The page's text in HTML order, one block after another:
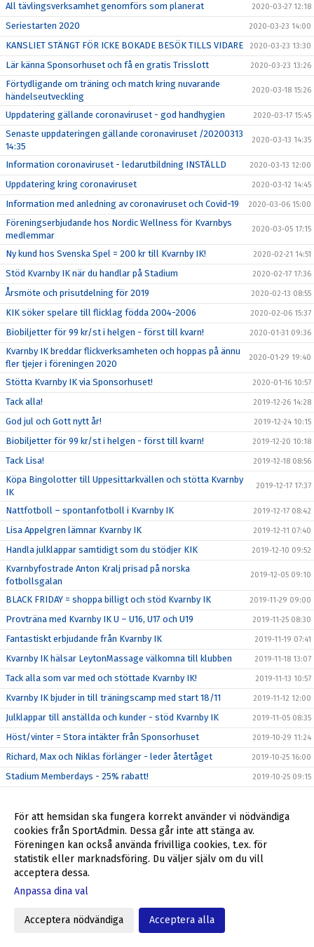
All tävlingsverksamhet genomförs som planerat 2020-03-27 12:18
Seriestarten 2020 2020-03-23 14:00
KANSLIET STÄNGT FÖR ICKE BOKADE BESÖK TILLS VIDARE 2020-03-23 13:30
Lär känna Sponsorhuset och få en gratis Trisslott 2020-03-23 13:26
Förtydligande om träning och match kring nuvarande
händelseutveckling
2020-03-18 15:26
Uppdatering gällande coronaviruset - god handhygien 2020-03-17 15:45
Senaste uppdateringen gällande coronaviruset /20200313
14:35
2020-03-13 14:35
Information coronaviruset - ledarutbildning INSTÄLLD 2020-03-13 12:00
Uppdatering kring coronaviruset 2020-03-12 14:45
Information med anledning av coronaviruset och Covid-19 2020-03-06 15:00
Föreningserbjudande hos Nordic Wellness för Kvarnbys
medlemmar
2020-03-05 17:15
Ny kund hos Svenska Spel = 200 kr till Kvarnby IK! 2020-02-21 14:51
Stöd Kvarnby IK när du handlar på Stadium 2020-02-17 17:36
Årsmöte och prisutdelning för 2019 2020-02-13 08:55
KIK söker spelare till flicklag födda 2004-2006 2020-02-06 15:37
Biobiljetter för 99 kr/st i helgen - först till kvarn! 2020-01-31 09:36
Kvarnby IK breddar flickverksamheten och hoppas på ännu
fler tjejer i föreningen 2020
2020-01-29 19:40
Stötta Kvarnby IK via Sponsorhuset! 2020-01-16 10:57
Tack alla! 2019-12-26 14:28
God jul och Gott nytt år! 2019-12-24 10:15
Biobiljetter för 99 kr/st i helgen - först till kvarn! 2019-12-20 10:18
Tack Lisa! 2019-12-18 08:56
Köpa Bingolotter till Uppesittarkvällen och stötta Kvarnby
IK
2019-12-17 17:37
Nattfotboll – spontanfotboll i Kvarnby IK 2019-12-17 08:42
Lisa Appelgren lämnar Kvarnby IK 2019-12-11 07:40
Handla julklappar samtidigt som du stödjer KIK 2019-12-10 09:52
Kvarnbyfostrade Anton Kralj prisad på norska
fotbollsgalan
2019-12-05 09:10
BLACK FRIDAY = shoppa billigt och stöd Kvarnby IK 2019-11-29 09:00
Provträna med Kvarnby IK U – U16, U17 och U19 2019-11-25 08:30
Fantastiskt erbjudande från Kvarnby IK 2019-11-19 07:41
Kvarnby IK hälsar LeytonMassage välkomna till klubben 2019-11-18 13:07
Tack alla som var med och stöttade Kvarnby IK! 2019-11-13 10:57
Kvarnby IK bjuder in till träningscamp med start 18/11 2019-11-12 12:00
Julklappar till anställda och kunder - stöd Kvarnby IK 2019-11-05 08:35
Höst/vinter = Stora intäkter från Sponsorhuset 2019-10-29 11:24
Richard, Max och Niklas förlänger - leder återtåget 2019-10-25 16:00
Stadium Memberdays - 25% rabatt! 2019-10-25 09:15
P04 kvalar till P16 Nationella 2020 2019-10-16 16:44
Föreningsdagar på Stadium Svågertorp börjar nu 2019-10-07 10:00
Ulf Jansson om återkomsten till Kvarnby IK 2019-10-05 09:00
Stöd Kvarnby IK när du handlar på Flügger Färg
Välkommen tillbaka till Kvarnby IK, Ulf Jansson!
Grymt helgerbjudande till alla i Kvarnby IK
Fantastiskt erbjudande från Kvarnby IK
För att hemsidan ska fungera korrekt använder vi nödvändiga
cookies från SportAdmin. Dessa går inte att stänga av.
Föreningen kan också använda frivilliga cookies, t.ex. för
statistik eller marknadsföring. Du väljer själv om du vill
acceptera dessa.
Anpassa dina val
Acceptera nödvändiga Acceptera alla